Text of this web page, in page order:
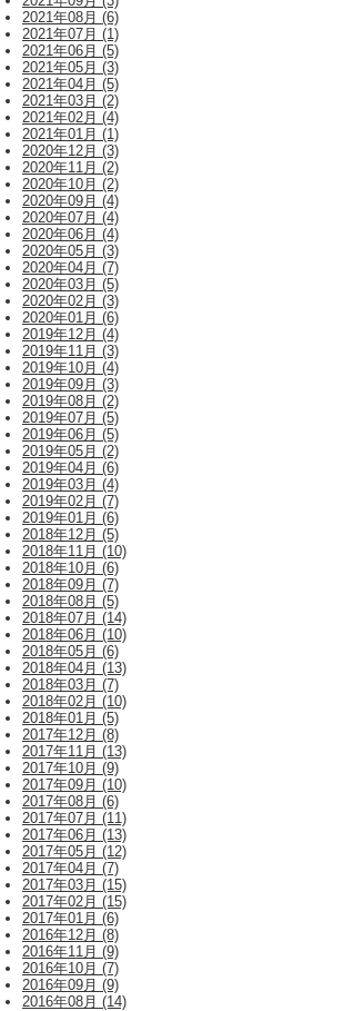
2021年08月 (6)
2021年07月 (1)
2021年06月 (5)
2021年05月 (3)
2021年04月 (5)
2021年03月 (2)
2021年02月 (4)
2021年01月 (1)
2020年12月 (3)
2020年11月 (2)
2020年10月 (2)
2020年09月 (4)
2020年07月 (4)
2020年06月 (4)
2020年05月 (3)
2020年04月 (7)
2020年03月 (5)
2020年02月 (3)
2020年01月 (6)
2019年12月 (4)
2019年11月 (3)
2019年10月 (4)
2019年09月 (3)
2019年08月 (2)
2019年07月 (5)
2019年06月 (5)
2019年05月 (2)
2019年04月 (6)
2019年03月 (4)
2019年02月 (7)
2019年01月 (6)
2018年12月 (5)
2018年11月 (10)
2018年10月 (6)
2018年09月 (7)
2018年08月 (5)
2018年07月 (14)
2018年06月 (10)
2018年05月 (6)
2018年04月 (13)
2018年03月 (7)
2018年02月 (10)
2018年01月 (5)
2017年12月 (8)
2017年11月 (13)
2017年10月 (9)
2017年09月 (10)
2017年08月 (6)
2017年07月 (11)
2017年06月 (13)
2017年05月 (12)
2017年04月 (7)
2017年03月 (15)
2017年02月 (15)
2017年01月 (6)
2016年12月 (8)
2016年11月 (9)
2016年10月 (7)
2016年09月 (9)
2016年08月 (14)